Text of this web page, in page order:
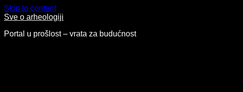
Skip to content
Sve o arheologiji
Portal u prošlost – vrata za budućnost